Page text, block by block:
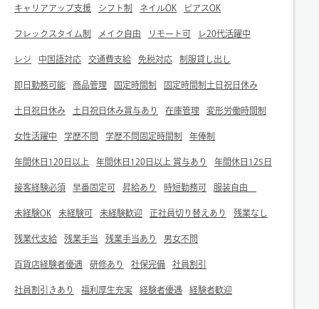
キャリアアップ支援 シフト制 ネイルOK ピアスOK
フレックスタイム制 メイク自由 リモート可 レ20代活躍中
レジ 中国語対応 交通費支給 免税対応 制服貸し出し
即日勤務可能 商品管理 固定時間制 固定時間制土日祝日休み
土日祝日休み 土日祝日休み賞与あり 在庫管理 変形労働時間制
女性活躍中 学歴不問 学歴不問固定時間制 年俸制
年間休日120日以上 年間休日120日以上 賞与あり 年間休日125日
接客経験必須 早番固定可 昇給あり 時短勤務可 服装自由
未経験OK 未経験可 未経験歓迎 正社員切り替えあり 残業なし
残業代支給 残業手当 残業手当あり 男女不問
百貨店経験者優遇 研修あり 社保完備 社員割引
社員割引きあり 福利厚生充実 経験者優遇 経験者歓迎